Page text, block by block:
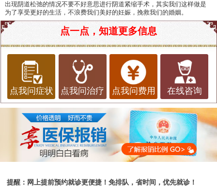
出现阴道松弛的情况不要不好意思进行阴道紧缩手术，其实我们这样做是
为了享受更好的生活，不浪费我们美好的妊娠，挽救我们的婚姻。
点一点，知道更多信息
点我问症状 点我问治疗 点我问费用 在线咨询
提醒：网上提前预约就诊更便捷！免排队，省时间，优先就诊！